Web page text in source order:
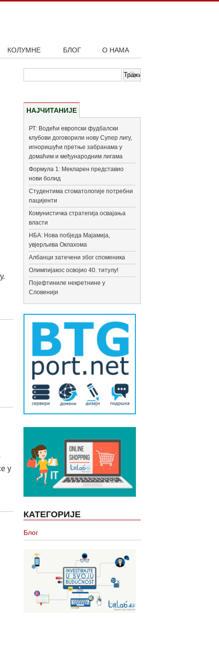
КОЛУМНЕ БЛОГ О НАМА
у
НАЈЧИТАНИЈЕ
РТ: Водећи европски фудбалски
клубови договорили нову Супер лигу,
игноришући претње забранама у
домаћим и међународним лигама
Формула 1: Мекларен представио
нови болид
Студентима стоматологије потребни
пацијенти
Комунистичка стратегија освајања
власти
НБА: Нова побједа Мајамија,
увјерљива Оклахома
Албанци затечени због споменика
Олимпијакос освојио 40. титулу!
Појефтиниле некретнине у
Словенији
КАТЕГОРИЈЕ
Блог